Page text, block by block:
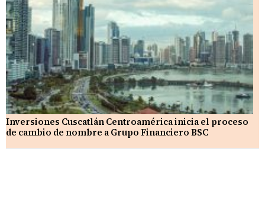
Inversiones Cuscatlán Centroamérica inicia el proceso
de cambio de nombre a Grupo Financiero BSC